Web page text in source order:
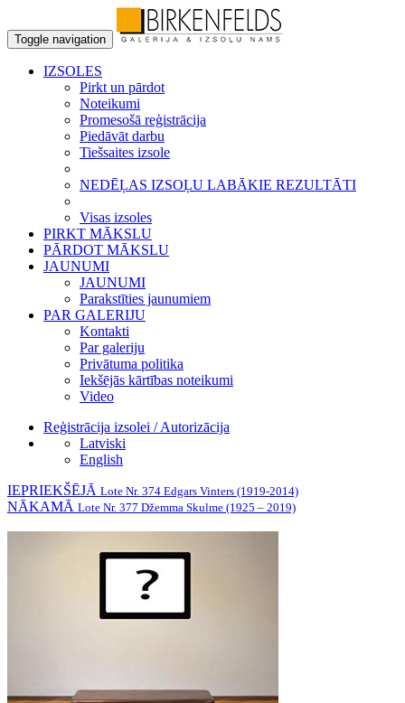
Toggle navigation
IZSOLES
Pirkt un pārdot
Noteikumi
Promesošā reģistrācija
Piedāvāt darbu
Tiešsaites izsole
NEDĒĻAS IZSOĻU LABĀKIE REZULTĀTI
Visas izsoles
PIRKT MĀKSLU
PĀRDOT MĀKSLU
JAUNUMI
JAUNUMI
Parakstīties jaunumiem
PAR GALERIJU
Kontakti
Par galeriju
Privātuma politika
Iekšējās kārtības noteikumi
Video
Reģistrācija izsolei / Autorizācija
Latviski
English
IEPRIEKŠĒJĀ Lote Nr. 374 Edgars Vinters (1919-2014)
NĀKAMĀ Lote Nr. 377 Džemma Skulme (1925 – 2019)